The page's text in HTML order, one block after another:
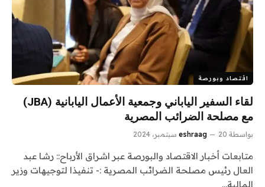
اقتصاد وبورصة
لقاء السفير الياباني وجمعية الأعمال اليابانية (JBA)
مع مصلحة الضرائب المصرية
بواسطة eshraag 20 سبتمبر، 2024
متابعات أخبار الاقتصاد والبورصة عبر اشراق الأرباح:: رشا عبد
العال رئيس مصلحة الضرائب المصرية :- تنفيذا لتوجيهات وزير
المالية…